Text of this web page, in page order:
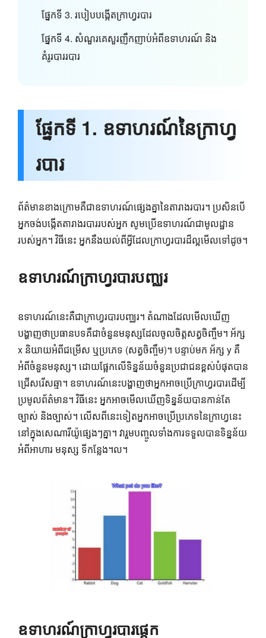
ផ្នែកទី 3. របៀបបង្កើតក្រាហ្វរបារ
ផ្នែកទី 4. សំណួរគេសួរញឹកញាប់អំពីឧទាហរណ៍ និង
គំរូរបាររបារ
ផ្នែកទី 1. ឧទាហរណ៍នៃក្រាហ្វ
របារ
ព័ត៌មានខាងក្រោមគឺជាឧទាហរណ៍ផ្សេងគ្នានៃតារាងរបារ។ ប្រសិនបើ
អ្នកចង់បង្កើតតារាងរបាររបស់អ្នក សូមប្រើឧទាហរណ៍ជាមូលដ្ឋាន
របស់អ្នក។ វិធីនេះ អ្នកនឹងយល់ពីអ្វីដែលក្រាហ្វរបារដ៏ល្អមើលទៅដូច។
ឧទាហរណ៍ក្រាហ្វរបារបញ្ឈរ
ឧទាហរណ៍នេះគឺជាក្រាហ្វរបារបញ្ឈរ។ តំណាងដែលមើលឃើញ
បង្ហាញថាប្រធានបទគឺជាចំនួនមនុស្សដែលចូលចិត្តសត្វចិញ្ចឹម។ អ័ក្ស
x និយាយអំពីជម្រើស ឬប្រភេទ (សត្វចិញ្ចឹម)។ បន្ទាប់មក អ័ក្ស y គឺ
អំពីចំនួនមនុស្ស។ ដោយផ្អែកលើទិន្នន័យចំនួនប្រជាជនខ្ពស់បំផុតបាន
ជ្រើសរើសឆ្មា។ ឧទាហរណ៍នេះបង្ហាញថាអ្នកអាចប្រើក្រាហ្វរបារដើម្បី
ប្រមូលព័ត៌មាន។ វិធីនេះ អ្នកអាចមើលឃើញទិន្នន័យបានកាន់តែ
ច្បាស់ និងច្បាស់។ លើសពីនេះទៀតអ្នកអាចប្រើប្រភេទនៃក្រាហ្វនេះ
នៅក្នុងសេណារីយ៉ូផ្សេងៗគ្នា។ វារួមបញ្ចូលទាំងការទទួលបានទិន្នន័យ
អំពីអាហារ មនុស្ស ទីកន្លែង។ល។
ឧទាហរណ៍ក្រាហ្វរបារផ្ដេក